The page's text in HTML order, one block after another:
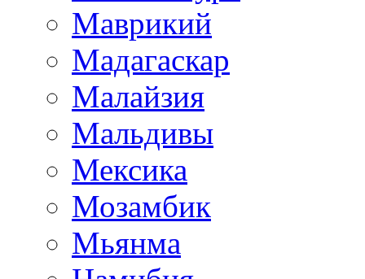
Маврикий
Мадагаскар
Малайзия
Мальдивы
Мексика
Мозамбик
Мьянма